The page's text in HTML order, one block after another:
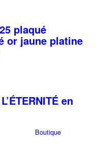
Boutique
plaqué
or jaune platine
en